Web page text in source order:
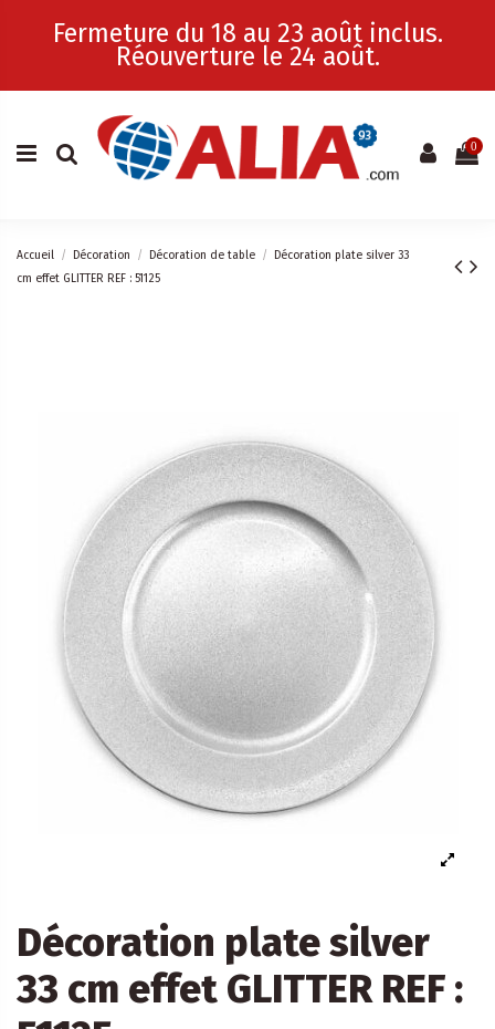
Fermeture du 18 au 23 août inclus.
Réouverture le 24 août.
0
Accueil Décoration Décoration de table
Décoration plate silver 33
cm effet GLITTER REF : 51125
Décoration plate silver
33 cm effet GLITTER REF :